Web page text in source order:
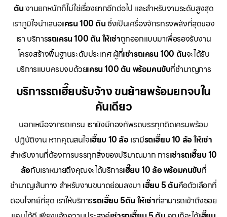
ตันงานยกหนักก็ไม่ใช่เรื่องยากอีกต่อไป และสำหรับงานระดับสูงสุด
เราภูมิใจนำเสนอเครน 100 ตันซึ่งเป็นเครื่องจักรทรงพลังที่สุดของ
เรา บริการรถเครน 100 ตัน ให้เช่าถูกออกแบบมาเพื่อรองรับงาน
โครงสร้างพื้นฐานระดับประเทศ ผู้ที่เช่ารถเครน 100 ตันจะได้รับ
บริการแบบครบจบด้วยเครน 100 ตัน พร้อมคนขับที่ชำนาญการ
บริการรถเฮี๊ยบรับจ้าง ขนย้ายพร้อมยกจบใน
คันเดียว
นอกเหนือจากรถเครน เรายังมีกองทัพรถบรรทุกติดเครนพร้อม
ปฏิบัติงาน หากคุณสนใจเฮี๊ยบ 10 ล้อเรามีรถเฮี๊ยบ 10 ล้อ ให้เช่า
สำหรับงานที่ต้องการบรรทุกสิ่งของปริมาณมาก การเช่ารถเฮี๊ยบ 10
ล้อกับเราหมายถึงคุณจะได้บริการเฮี๊ยบ 10 ล้อ พร้อมคนขับที่
ชำนาญเส้นทาง สำหรับงานขนาดย่อมลงมา เฮี๊ยบ 5 ตันคือตัวเลือกที่
ตอบโจทย์ที่สุด เราให้บริการรถเฮี๊ยบ 5ตัน ให้เช่าที่สามารถเข้าถึงซอย